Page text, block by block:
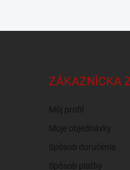
ZÁKAZNÍCKA
Môj profil
Moje objednávky
Spôsob doručenia
Spôsob platby